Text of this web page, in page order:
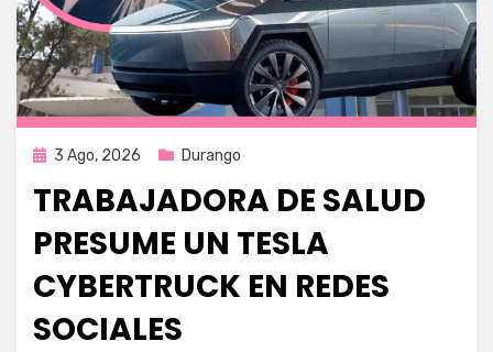
Publicada
3 Ago, 2026 Durango
TRABAJADORA DE SALUD
PRESUME UN TESLA
CYBERTRUCK EN REDES
SOCIALES